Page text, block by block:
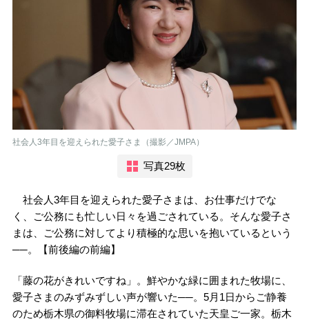
社会人3年目を迎えられた愛子さま（撮影／JMPA）
写真29枚
社会人3年目を迎えられた愛子さまは、お仕事だけでな
く、ご公務にも忙しい日々を過ごされている。そんな愛子さ
まは、ご公務に対してより積極的な思いを抱いているという
──。【前後編の前編】
「藤の花がきれいですね」。鮮やかな緑に囲まれた牧場に、
愛子さまのみずみずしい声が響いた──。5月1日からご静養
のため栃木県の御料牧場に滞在されていた天皇ご一家。栃木